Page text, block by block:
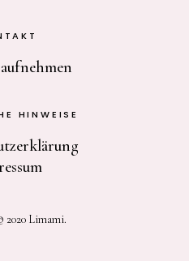
HINWEISE
2020 Limami